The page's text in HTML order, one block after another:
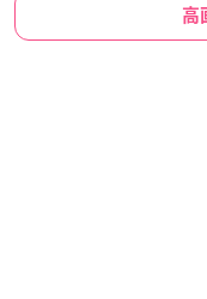
高